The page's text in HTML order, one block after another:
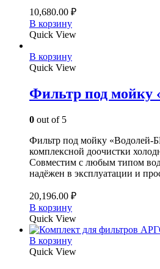
10,680.00 ₽
В корзину
Quick View
В корзину
Quick View
Фильтр под мойку
0 out of 5
Фильтр под мойку «Водолей-
комплексной доочистки
Совместим с любым типом
надёжен в эксплуатации и
20,196.00 ₽
В корзину
Quick View
В корзину
Quick View